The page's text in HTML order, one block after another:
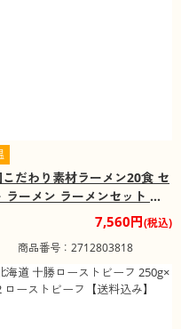
だわり素材ラーメン20食 セ
ラーメン ラーメンセット ラ
ンスープ【送料込み】
7,560円(税込)
商品番号：2712803818